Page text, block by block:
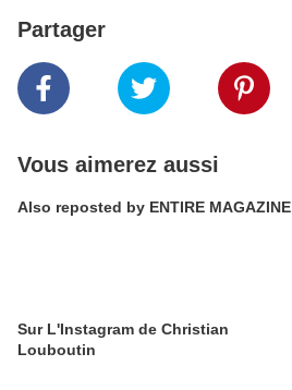
Partager
Vous aimerez aussi
Also reposted by ENTIRE MAGAZINE
Sur L'Instagram de Christian
Louboutin